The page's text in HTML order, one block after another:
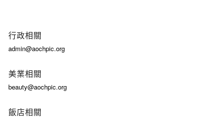
行政相關
admin@aochpic.org
美業相關
beauty@aochpic.org
飯店相關